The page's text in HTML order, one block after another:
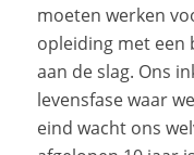
moeten werken
opleiding met een
aan de slag. Ons
levensfase waar
eind wacht ons